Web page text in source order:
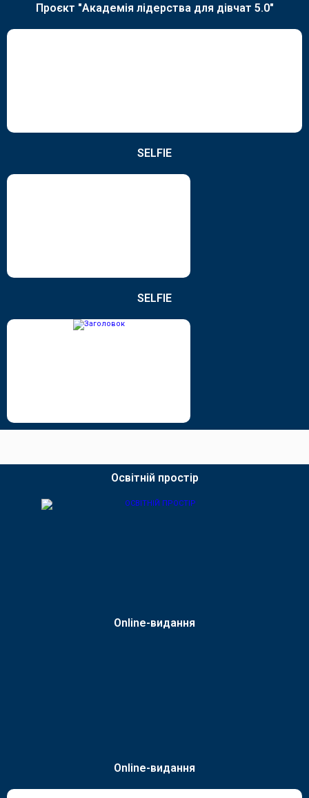
Проєкт "Академія лідерства для дівчат 5.0"
SELFIE
SELFIE
Освітній простір
Online-видання
Online-видання